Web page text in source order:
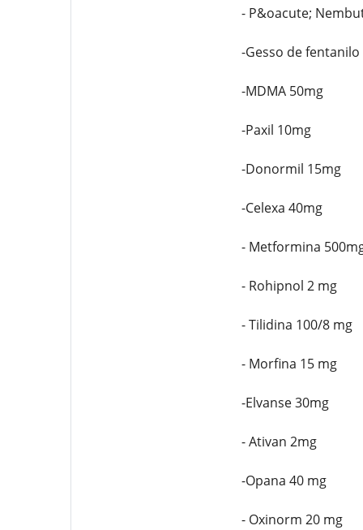
- P&oacute;
-Gesso de
-MDMA 50mg
-Paxil 10mg
-Donormil 15mg
-Celexa 40mg
- Metformina
- Rohipnol 2 mg
- Tilidina 100/8 mg
- Morfina 15 mg
-Elvanse 30mg
- Ativan 2mg
-Opana 40 mg
- Oxinorm 20 mg